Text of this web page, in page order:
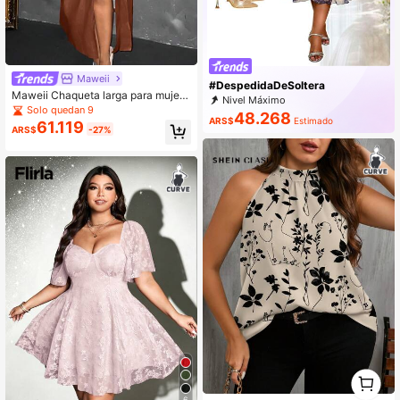
Maweii
Maweii Chaqueta larga para mujer
de talla grande, diseño holgado con
cinturón, abrigo (PU)
Solo quedan 9
ARS$61.119 -27%
#DespedidaDeSoltera
Nivel Máximo
ARS$48.268 Estimado
1
0